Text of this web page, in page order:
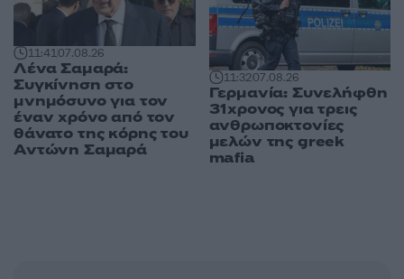
11:4107.08.26
Λένα Σαμαρά:
Συγκίνηση στο
μνημόσυνο για τον
έναν χρόνο από τον
θάνατο της κόρης του
Αντώνη Σαμαρά
11:3207.08.26
Γερμανία: Συνελήφθη
31χρονος για τρεις
ανθρωποκτονίες
μελών της greek
mafia